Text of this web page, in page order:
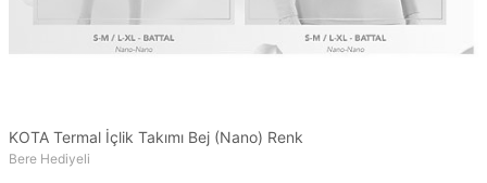
KOTA Termal İçlik Takımı Bej (Nano) Renk
Bere Hediyeli